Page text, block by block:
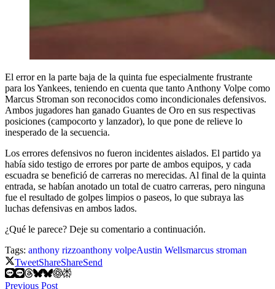
El error en la parte baja de la quinta fue especialmente frustrante
para los Yankees, teniendo en cuenta que tanto Anthony Volpe como
Marcus Stroman son reconocidos como incondicionales defensivos.
Ambos jugadores han ganado Guantes de Oro en sus respectivas
posiciones (campocorto y lanzador), lo que pone de relieve lo
inesperado de la secuencia.
Los errores defensivos no fueron incidentes aislados. El partido ya
había sido testigo de errores por parte de ambos equipos, y cada
escuadra se benefició de carreras no merecidas. Al final de la quinta
entrada, se habían anotado un total de cuatro carreras, pero ninguna
fue el resultado de golpes limpios o paseos, lo que subraya las
luchas defensivas en ambos lados.
¿Qué le parece? Deje su comentario a continuación.
Tags: anthony rizzoanthony volpeAustin Wellsmarcus stroman
TweetShareShareSend
Previous Post